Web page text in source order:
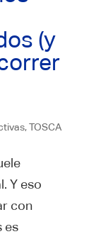
(y
,TOSCA
Y eso
con
es